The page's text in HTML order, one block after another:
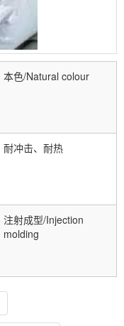
本色/Natural colour
耐冲击、耐热
注射成型/Injection
molding